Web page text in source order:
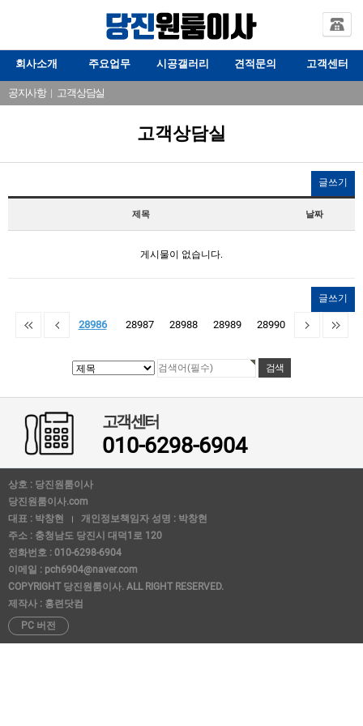
회사소개 주요업무 시공갤러리 견적문의 고객센터
공지사항| 고객상담실
고객상담실
글쓰기
제목 날짜
게시물이 없습니다.
글쓰기
28986 28987 28988 28989 28990
고객센터
010-6298-6904
상호 : 당진원룸이사
당진원룸이사.com
대표 : 박창현
개인정보책임자 성명 : 박창현
주소 : 충청남도 당진시 대덕1로 120
전화번호 : 010-6298-6904
이메일 : pch6904@naver.com
COPYRIGHT 당진원룸이사. ALL RIGHT RESERVED.
제작사 : 홍련닷컴
PC 버전